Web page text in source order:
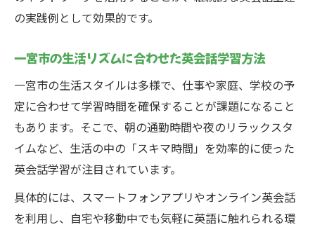
の実践例として効果的です。
一宮市の生活リズムに合わせた英会話学習方法
一宮市の生活スタイルは多様で、仕事や家庭、学校の予
定に合わせて学習時間を確保することが課題になること
もあります。そこで、朝の通勤時間や夜のリラックスタ
イムなど、生活の中の「スキマ時間」を効率的に使った
英会話学習が注目されています。
具体的には、スマートフォンアプリやオンライン英会話
を利用し、自宅や移動中でも気軽に英語に触れられる環